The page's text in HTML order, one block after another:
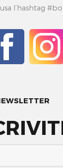
l’hashtag